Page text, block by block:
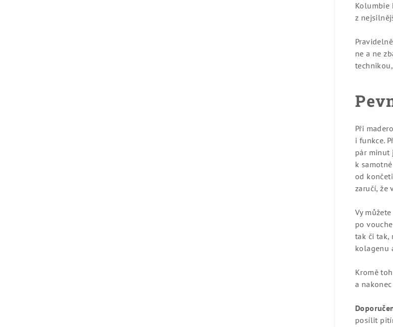
Kolumbie
z
ne a ne
Při
i funkce.
pár minut
k
od
zaručí, že
Vy
po
tak či tak,
kolagenu
Kromě
a
posílit